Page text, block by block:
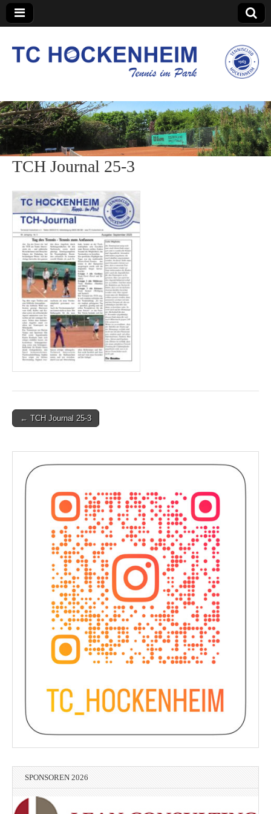
TC Hockenheim
TCH Journal 25-3
Post← TCH Journal 25-3
SPONSOREN 2026